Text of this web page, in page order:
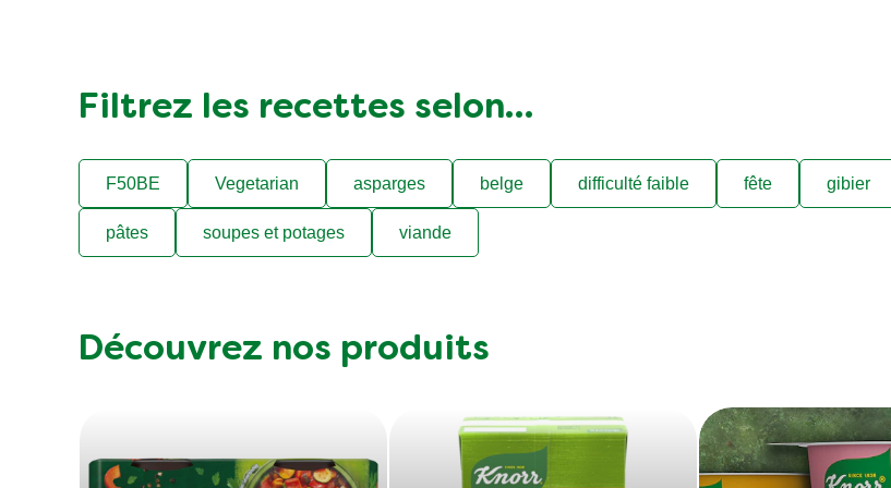
Filtrez les recettes selon…
F50BE Vegetarian asparges belge difficulté faible fête gibier
pâtes soupes et potages viande
Découvrez nos produits